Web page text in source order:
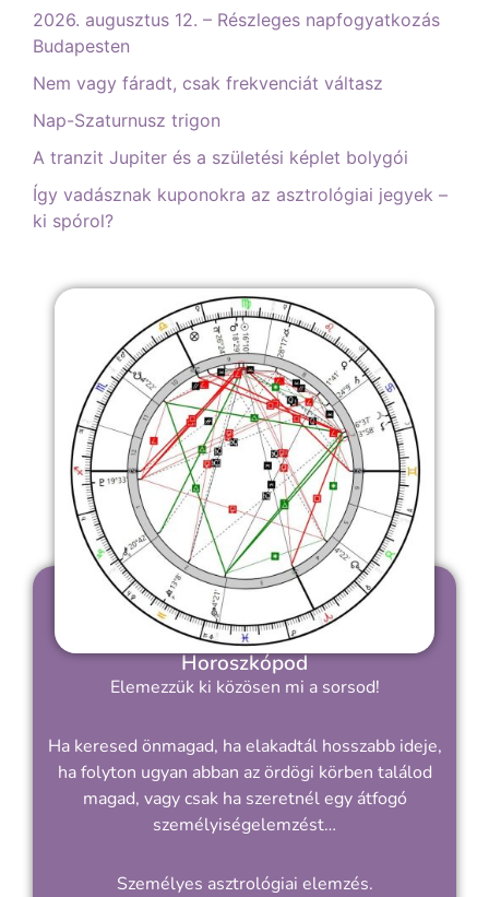
2026. augusztus 12. – Részleges napfogyatkozás
Budapesten
Nem vagy fáradt, csak frekvenciát váltasz
Nap-Szaturnusz trigon
A tranzit Jupiter és a születési képlet bolygói
Így vadásznak kuponokra az asztrológiai jegyek –
ki spórol?
Horoszkópod
Elemezzük ki közösen mi a sorsod!
Ha keresed önmagad, ha elakadtál hosszabb ideje,
ha folyton ugyan abban az ördögi körben találod
magad, vagy csak ha szeretnél egy átfogó
személyiségelemzést…
Személyes asztrológiai elemzés.